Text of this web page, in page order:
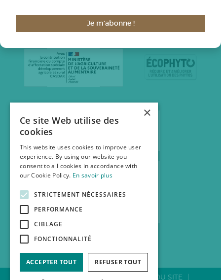
Nos partenaires
PLAN DU SITE
Je m'abonne !
×
Ce site Web utilise des
cookies
This website uses cookies to improve user
experience. By using our website you
consent to all cookies in accordance with
our Cookie Policy. En savoir plus
STRICTEMENT NÉCESSAIRES
PERFORMANCE
CIBLAGE
FONCTIONNALITÉ
ACCEPTER TOUT REFUSER TOUT